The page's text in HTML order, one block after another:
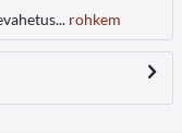
rohkem